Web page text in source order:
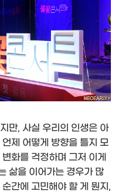
만, 사실 우리의 인생은 아
제 어떻게 방향을 틀지 모
화를 걱정하며 그저 이게
삶을 이어가는 경우가 많
간에 고민해야 할 게 뭔지,